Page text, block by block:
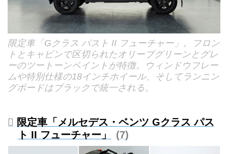
限定車「Gクラス パスト II フューチャー」。フロン
トとキャビンで区切られたオリーブグリーンとグレ
ーのツートーンペイントが特徴。ウィンドウフレー
ムや特別仕様の18インチホイール、そしてランニン
グボードはブラックで統一される。
限定車「メルセデス・ベンツ Gクラス パス
ト II フューチャー」
7